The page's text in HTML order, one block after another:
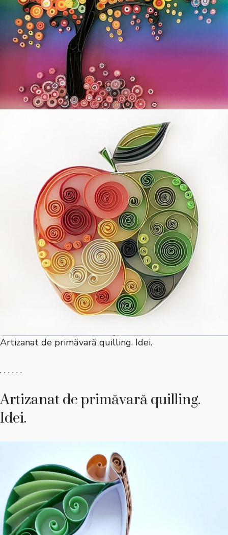
Artizanat de primăvară quilling. Idei.
. . . . . .
Artizanat de primăvară quilling.
Idei.